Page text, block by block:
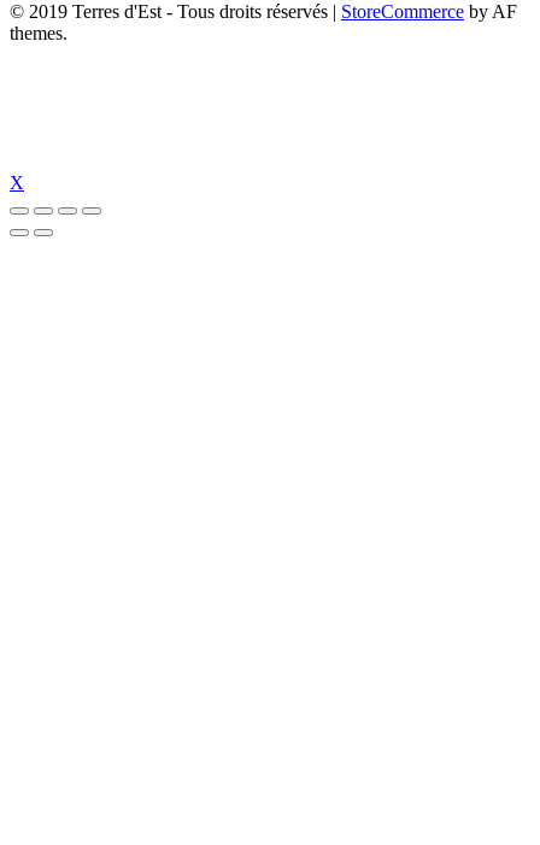
© 2019 Terres d'Est - Tous droits réservés
StoreCommerce by AF
themes.
X